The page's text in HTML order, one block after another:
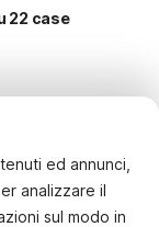
ed annunci,
analizzare il
sul modo in
22 case
blanche-